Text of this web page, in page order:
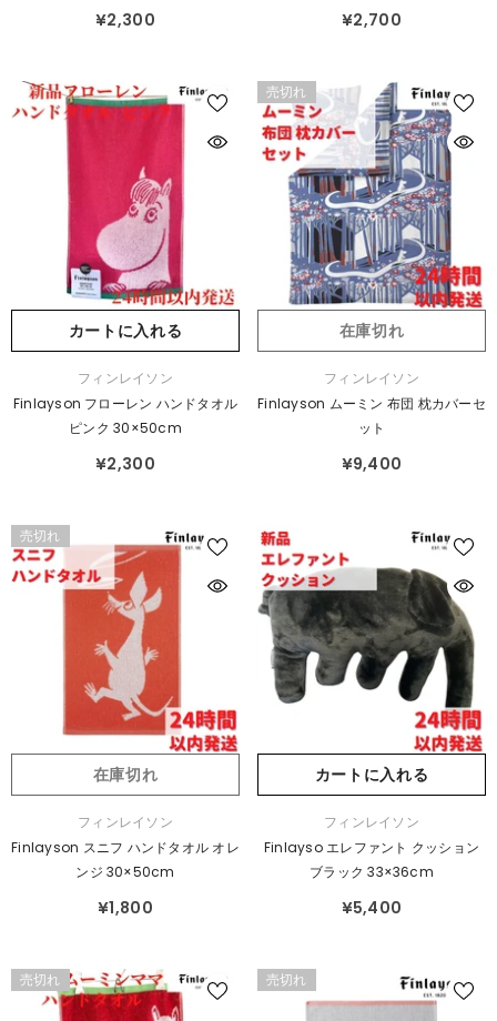
¥2,300 ¥2,700
カートに入れる
売
フィンレイソン
Finlayson フローレン ハンドタオル
ピンク 30×50cm
¥2,300
売切れ
在庫切れ
売
フィンレイソン
Finlayson ムーミン 布団 枕カバーセ
ット
¥9,400
売切れ
在庫切れ
売
フィンレイソン
Finlayson スニフ ハンドタオル オレ
ンジ 30×50cm
¥1,800
カートに入れる
売
フィンレイソン
Finlayso エレファント クッション
ブラック 33×36cm
¥5,400
売切れ 売切れ